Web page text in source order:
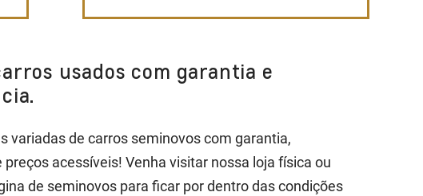
usados com garantia e
variadas de carros seminovos com garantia,
preços acessíveis! Venha visitar nossa loja física ou
de seminovos para ficar por dentro das condições